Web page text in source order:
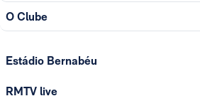
O Clube
Estádio Bernabéu
RMTV live